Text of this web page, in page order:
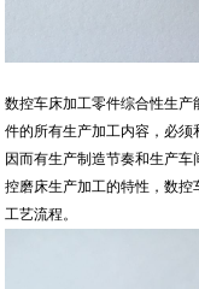
数控车床加工零件综合性生
件的所有生产加工内容，必须
因而有生产制造节奏和生产
控磨床生产加工的特性，数
工艺流程。